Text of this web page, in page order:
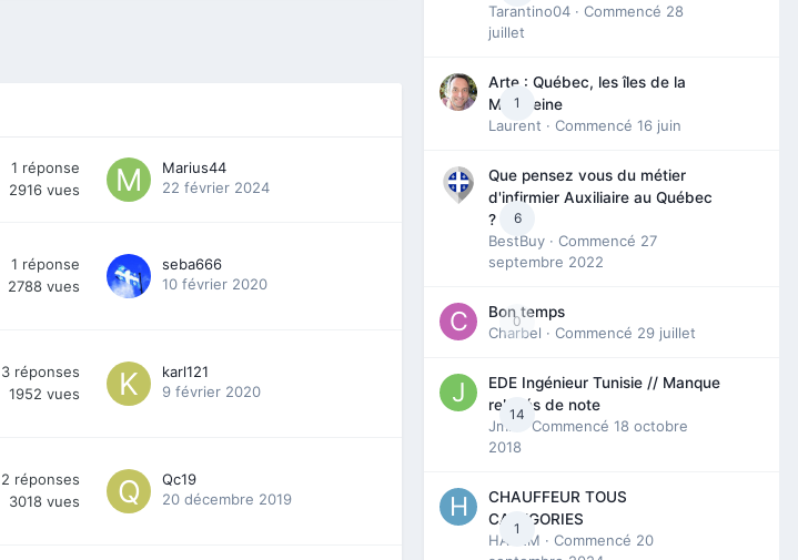
1 réponse
2916 vues
Marius44
22 février 2024
1 réponse
2788 vues
seba666
10 février 2020
3 réponses
1952 vues
karl121
9 février 2020
2 réponses
3018 vues
Qc19
20 décembre 2019
Tarantino04 · Commencé 28
juillet
1
Arte : Québec, les îles de la
Madeleine
Laurent · Commencé 16 juin
6
Que pensez vous du métier
d'infirmier Auxiliaire au Québec
?
BestBuy · Commencé 27
septembre 2022
0
Bon temps
Charbel · Commencé 29 juillet
14
EDE Ingénieur Tunisie // Manque
relevés de note
Jmili
· Commencé 18 octobre
2018
1
CHAUFFEUR TOUS
CATEGORIES
HAZEM · Commencé 20